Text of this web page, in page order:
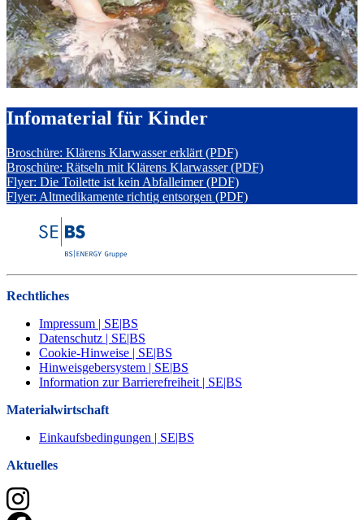
Infomaterial für Kinder
Broschüre: Klärens Klarwasser erklärt (PDF)
Broschüre: Rätseln mit Klärens Klarwasser (PDF)
Flyer: Die Toilette ist kein Abfalleimer (PDF)
Flyer: Altmedikamente richtig entsorgen (PDF)
Rechtliches
Impressum | SE|BS
Datenschutz | SE|BS
Cookie-Hinweise | SE|BS
Hinweisgebersystem | SE|BS
Information zur Barrierefreiheit | SE|BS
Materialwirtschaft
Einkaufsbedingungen | SE|BS
Aktuelles